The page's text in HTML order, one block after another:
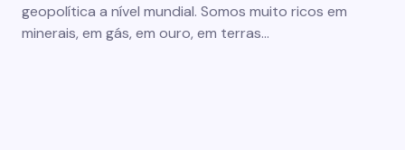
geopolítica a nível mundial. Somos muito ricos em
minerais, em gás, em ouro, em terras…